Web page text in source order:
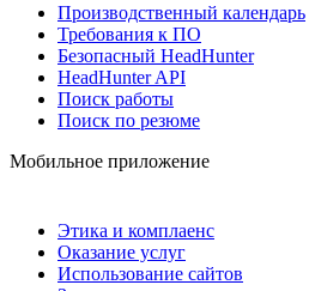
Производственный календарь
Требования к ПО
Безопасный HeadHunter
HeadHunter API
Поиск работы
Поиск по резюме
Мобильное приложение
Этика и комплаенс
Оказание услуг
Использование сайтов